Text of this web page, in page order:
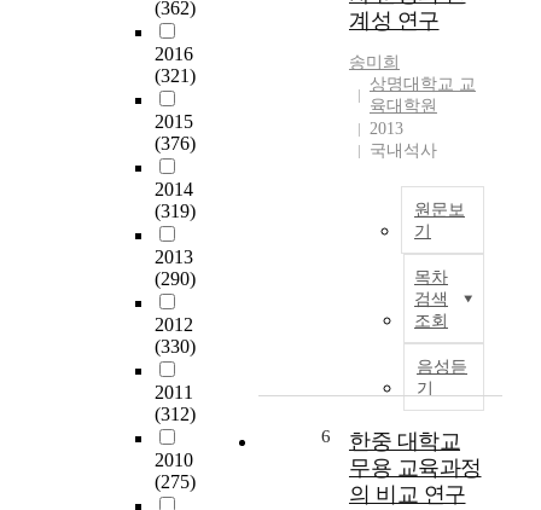
(362)
2016
(321)
2015
(376)
2014
(319)
2013
(290)
2012
(330)
2011
(312)
2010
(275)
계성 연구
송미희
상명대학교 교
육대학원
2013
국내석사
원문보
기
목차
검색
조회
음성듣
기
6
한중 대학교
무용 교육과정
의 비교 연구